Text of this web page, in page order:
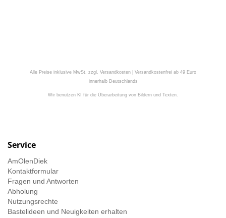
Alle Preise inklusive MwSt. zzgl. Versandkosten | Versandkostenfrei ab 49 Euro
innerhalb Deutschlands
Wir benutzen KI für die Überarbeitung von Bildern und Texten.
Service
AmOlenDiek
Kontaktformular
Fragen und Antworten
Abholung
Nutzungsrechte
Bastelideen und Neuigkeiten erhalten